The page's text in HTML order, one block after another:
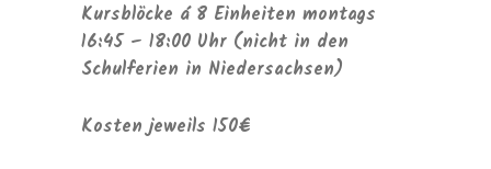
Kursblöcke á 8 Einheiten montags
16:45 – 18:00 Uhr (nicht in den
Schulferien in Niedersachsen)
Kosten jeweils 150€